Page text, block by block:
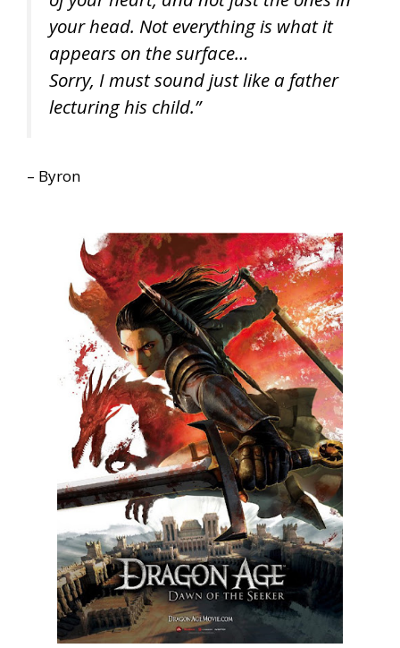
your head. Not everything is what it
appears on the surface…
Sorry, I must sound just like a father
lecturing his child.”
– Byron